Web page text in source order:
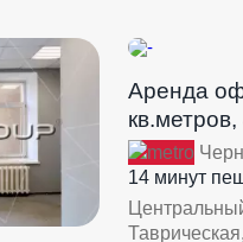
Аренда
14 минут